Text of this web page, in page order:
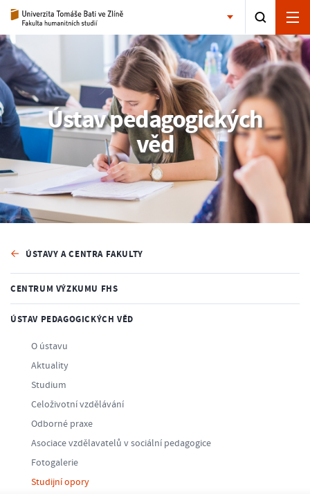
Ústav pedagogických
věd
ÚSTAVY A CENTRA FAKULTY
CENTRUM VÝZKUMU FHS
ÚSTAV PEDAGOGICKÝCH VĚD
O ústavu
Aktuality
Studium
Celoživotní vzdělávání
Odborné praxe
Asociace vzdělavatelů v sociální pedagogice
Fotogalerie
Studijní opory